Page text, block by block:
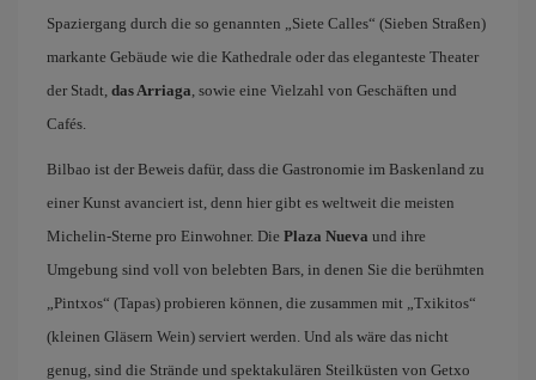
Spaziergang durch die so genannten „Siete Calles“ (Sieben Straßen)
markante Gebäude wie die Kathedrale oder das eleganteste Theater
der Stadt, das Arriaga, sowie eine Vielzahl von Geschäften und
Cafés.
Bilbao ist der Beweis dafür, dass die Gastronomie im Baskenland zu
einer Kunst avanciert ist, denn hier gibt es weltweit die meisten
Michelin-Sterne pro Einwohner. Die Plaza Nueva und ihre
Umgebung sind voll von belebten Bars, in denen Sie die berühmten
„Pintxos“ (Tapas) probieren können, die zusammen mit „Txikitos“
(kleinen Gläsern Wein) serviert werden. Und als wäre das nicht
genug, sind die Strände und spektakulären Steilküsten von Getxo